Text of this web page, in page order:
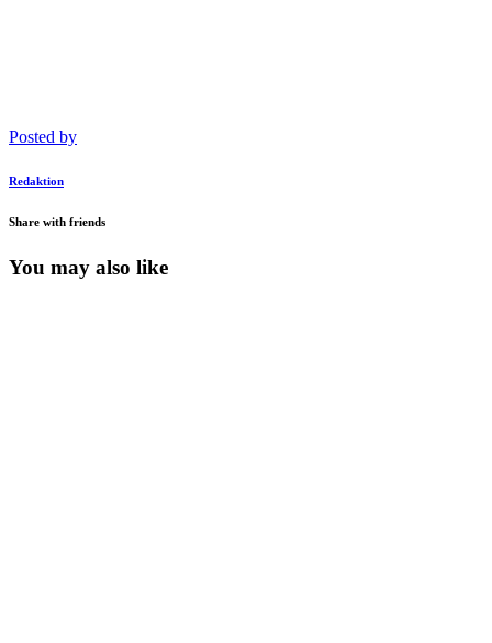
Posted by
Redaktion
Share with friends
You may also like